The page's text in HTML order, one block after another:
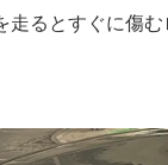
るとすぐに傷